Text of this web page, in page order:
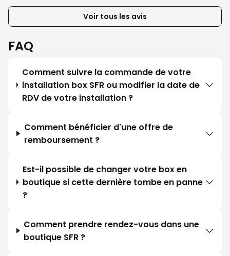
Voir tous les avis
FAQ
Comment suivre la commande de votre
installation box SFR ou modifier la date de
RDV de votre installation ?
Comment bénéficier d'une offre de
remboursement ?
Est-il possible de changer votre box en
boutique si cette dernière tombe en panne
?
Comment prendre rendez-vous dans une
boutique SFR ?